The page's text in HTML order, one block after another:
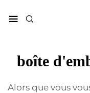
boîte
Alors que vous